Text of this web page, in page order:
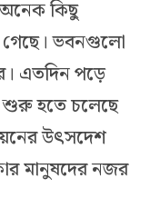
অনেক কিছু
গেছে। ভবনগুলো
এতদিন পড়ে
হতে চলেছে
উৎসদেশ
মানুষদের নজর